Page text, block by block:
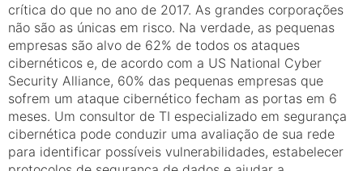
crítica do que no ano de 2017. As grandes corporações
não são as únicas em risco. Na verdade, as pequenas
empresas são alvo de 62% de todos os ataques
cibernéticos e, de acordo com a US National Cyber ​​
Security Alliance, 60% das pequenas empresas que
sofrem um ataque cibernético fecham as portas em 6
meses. Um consultor de TI especializado em segurança
cibernética pode conduzir uma avaliação de sua rede
para identificar possíveis vulnerabilidades, estabelecer